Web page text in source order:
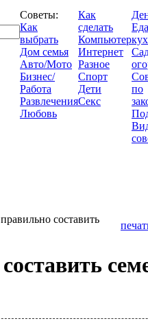
Советы:
Как
выбрать
Дом семья
Авто/Мото
Бизнес/
Работа
Развлечения
Любовь
Как
сделать
Компьютер
Интернет
Разное
Спорт
Дети
Секс
по
составить